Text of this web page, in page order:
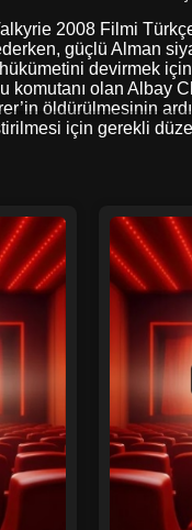
2008 Filmi
güçlü Alman
devirmek için
komutanı olan Albay
öldürülmesinin
için gerekli